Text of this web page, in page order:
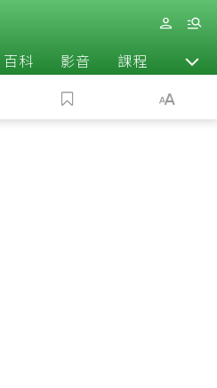
百科 影音 課程 退休